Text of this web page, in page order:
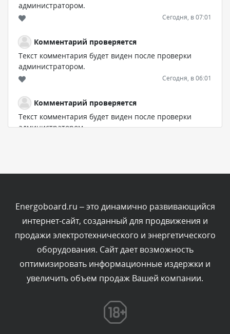
администратором.
Сегодня, в 07:01
Комментарий проверяется
Текст комментария будет виден после проверки
администратором.
Сегодня, в 06:01
Комментарий проверяется
Текст комментария будет виден после проверки
администратором.
Комментарий проверяется
Текст комментария будет виден после проверки
администратором.
Сегодня, в 03:39
Комментарий проверяется
Текст комментария будет виден после проверки
Energoboard.ru – это динамично развивающийся
интернет-сайт, созданный для продвижения и
продажи электротехнического и энергетического
оборудования. Сайт дает возможность
оптимизировать информационные издержки и
увеличить объем продаж Вашей компании.